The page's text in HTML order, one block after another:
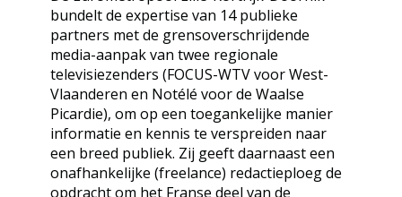
bundelt de expertise van 14 publieke
partners met de grensoverschrijdende
media-aanpak van twee regionale
televisiezenders (FOCUS-WTV voor West-
Vlaanderen en Notélé voor de Waalse
Picardie), om op een toegankelijke manier
informatie en kennis te verspreiden naar
een breed publiek. Zij geeft daarnaast een
onafhankelijke (freelance) redactieploeg de
opdracht om het Franse deel van de